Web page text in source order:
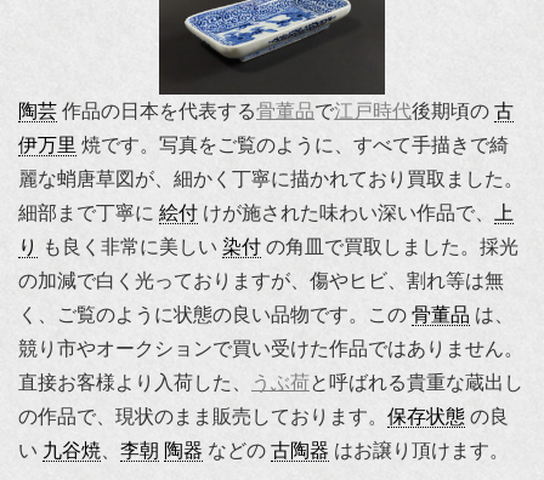
陶芸 作品の日本を代表する骨董品で江戸時代後期頃の 古
伊万里 焼です。写真をご覧のように、すべて手描きで綺
麗な蛸唐草図が、細かく丁寧に描かれており買取ました。
細部まで丁寧に 絵付 けが施された味わい深い作品で、
上
り
も良く非常に美しい 染付 の角皿で買取しました。採光
の加減で白く光っておりますが、傷やヒビ、割れ等は無
く、ご覧のように状態の良い品物です。この 骨董品 は、
競り市やオークションで買い受けた作品ではありません。
直接お客様より入荷した、
うぶ荷と呼ばれる貴重な蔵出し
の作品で、現状のまま販売しております。 保存状態 の良
い 九谷焼 李朝 陶器 などの 古陶器 はお譲り頂けます。